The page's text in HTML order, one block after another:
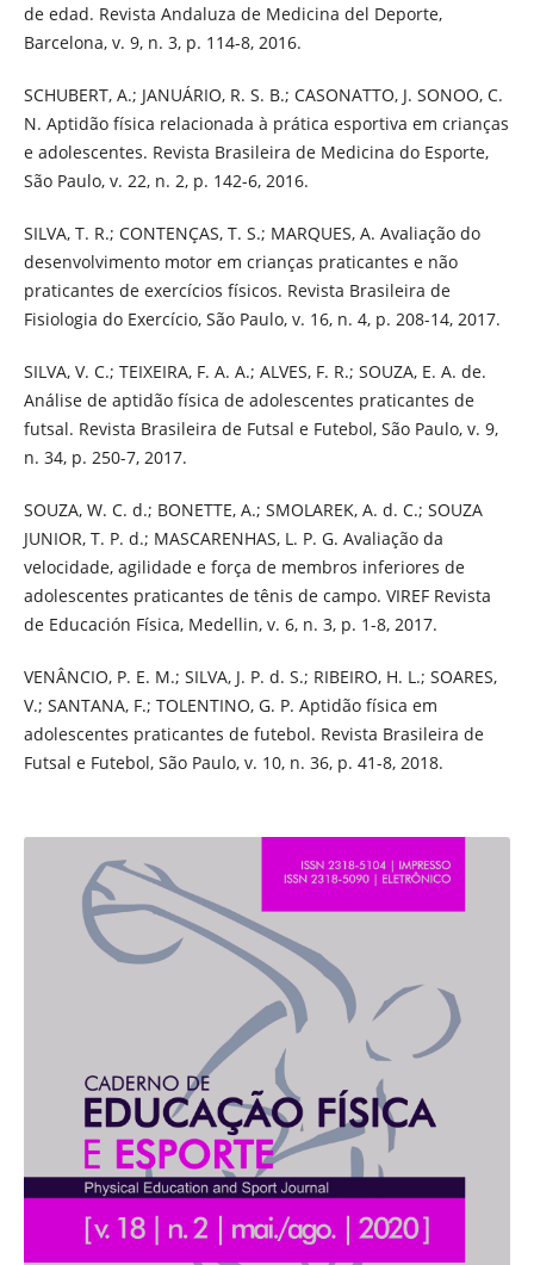
de edad. Revista Andaluza de Medicina del Deporte,
Barcelona, v. 9, n. 3, p. 114-8, 2016.
SCHUBERT, A.; JANUÁRIO, R. S. B.; CASONATTO, J. SONOO, C.
N. Aptidão física relacionada à prática esportiva em crianças
e adolescentes. Revista Brasileira de Medicina do Esporte,
São Paulo, v. 22, n. 2, p. 142-6, 2016.
SILVA, T. R.; CONTENÇAS, T. S.; MARQUES, A. Avaliação do
desenvolvimento motor em crianças praticantes e não
praticantes de exercícios físicos. Revista Brasileira de
Fisiologia do Exercício, São Paulo, v. 16, n. 4, p. 208-14, 2017.
SILVA, V. C.; TEIXEIRA, F. A. A.; ALVES, F. R.; SOUZA, E. A. de.
Análise de aptidão física de adolescentes praticantes de
futsal. Revista Brasileira de Futsal e Futebol, São Paulo, v. 9,
n. 34, p. 250-7, 2017.
SOUZA, W. C. d.; BONETTE, A.; SMOLAREK, A. d. C.; SOUZA
JUNIOR, T. P. d.; MASCARENHAS, L. P. G. Avaliação da
velocidade, agilidade e força de membros inferiores de
adolescentes praticantes de tênis de campo. VIREF Revista
de Educación Física, Medellin, v. 6, n. 3, p. 1-8, 2017.
VENÂNCIO, P. E. M.; SILVA, J. P. d. S.; RIBEIRO, H. L.; SOARES,
V.; SANTANA, F.; TOLENTINO, G. P. Aptidão física em
adolescentes praticantes de futebol. Revista Brasileira de
Futsal e Futebol, São Paulo, v. 10, n. 36, p. 41-8, 2018.